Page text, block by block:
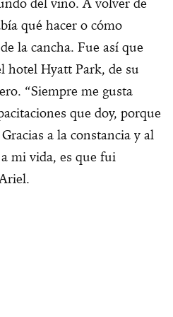
qué hacer o cómo
la cancha. Fue así que
hotel Hyatt Park, de su
“Siempre me gusta
que doy, porque
a la constancia y al
mi vida, es que fui